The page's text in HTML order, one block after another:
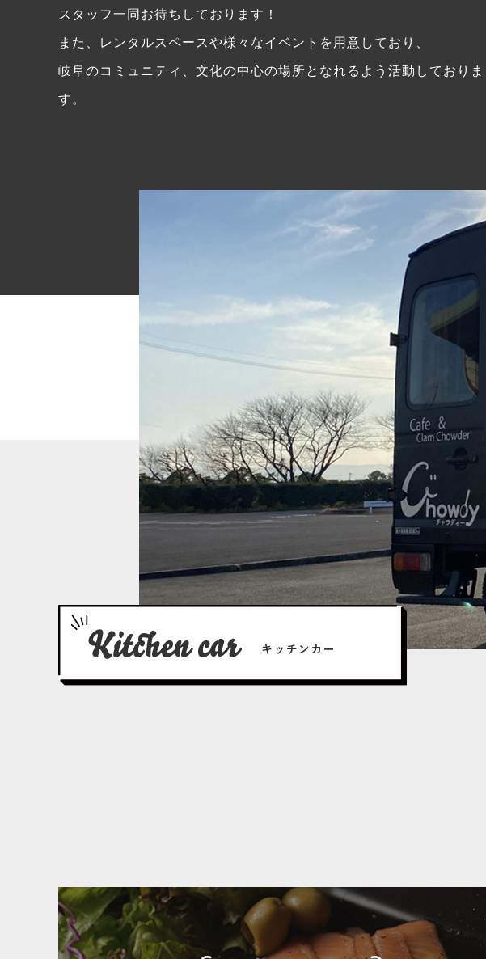
スタッフ一同お待ちしております！
また、レンタルスペースや様々なイベントを用意しており、
岐阜のコミュニティ、文化の中心の場所となれるよう活動しておりま
す。